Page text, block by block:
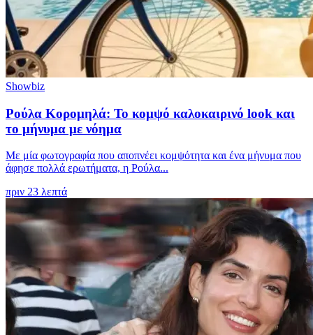
Showbiz
Ρούλα Κορομηλά: Το κομψό καλοκαιρινό look και
το μήνυμα με νόημα
Με μία φωτογραφία που αποπνέει κομψότητα και ένα μήνυμα που
άφησε πολλά ερωτήματα, η Ρούλα...
πριν 23 λεπτά